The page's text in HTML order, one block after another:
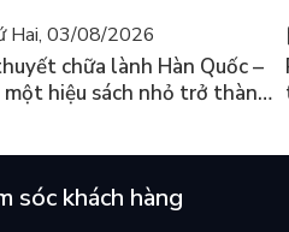
Hai, 03/08/2026
chữa lành Hàn Quốc –
một hiệu sách nhỏ trở thành
sóc khách hàng